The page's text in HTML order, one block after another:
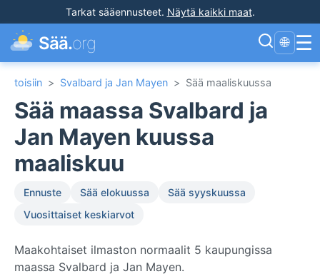
Tarkat sääennusteet. Näytä kaikki maat.
Sää.org 🌐 ☰
toisiin > Svalbard ja Jan Mayen > Sää maaliskuussa
Sää maassa Svalbard ja
Jan Mayen kuussa
maaliskuu
Ennuste Sää elokuussa
Sää syyskuussa
Vuosittaiset keskiarvot
Maakohtaiset ilmaston normaalit 5 kaupungissa
maassa Svalbard ja Jan Mayen.